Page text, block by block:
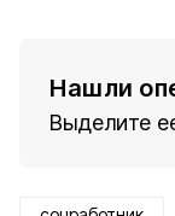
Нашли
Выделите